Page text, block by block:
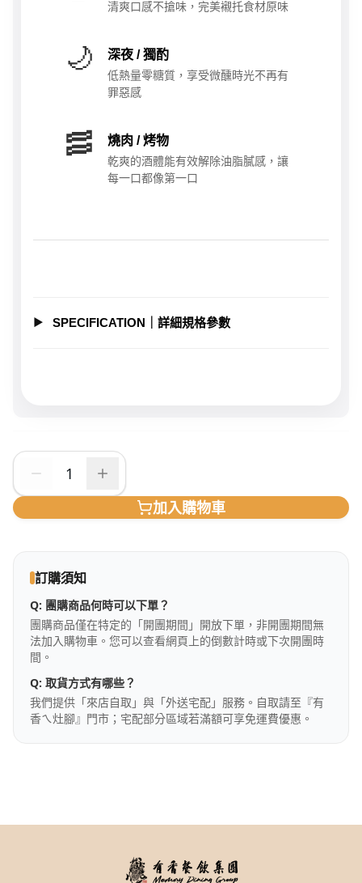
清爽口感不搶味，完美襯托食材原味
🌙 深夜 / 獨酌
低熱量零糖質，享受微醺時光不再有
罪惡感
🥓 燒肉 / 烤物
乾爽的酒體能有效解除油脂膩感，讓
每一口都像第一口
SPECIFICATION｜詳細規格參數
加入購物車
訂購須知
Q: 團購商品何時可以下單？
團購商品僅在特定的「開團期間」開放下單，非開團期間無
法加入購物車。您可以查看網頁上的倒數計時或下次開團時
間。
Q: 取貨方式有哪些？
我們提供「來店自取」與「外送宅配」服務。自取請至『有
香ㄟ灶腳』門市；宅配部分區域若滿額可享免運費優惠。